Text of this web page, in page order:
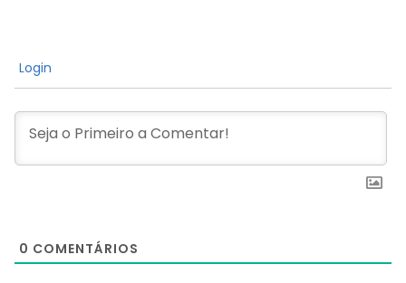
Login
0 COMENTÁRIOS